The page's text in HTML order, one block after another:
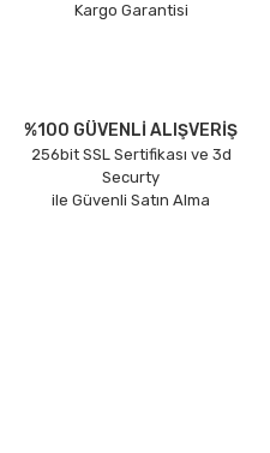
Kargo Garantisi
%100 GÜVENLİ ALIŞVERİŞ
256bit SSL Sertifikası ve 3d
Securty
ile Güvenli Satın Alma